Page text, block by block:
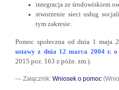
integracja ze środowiskiem
stworzenie sieci usług
tym zakresie.
Pomoc społeczna od dnia 1 maja
ustawy z dnia 12 marca 2004 r. o
2015 poz. 163 z późn. zm.).
Załącznik: Wniosek o pomoc